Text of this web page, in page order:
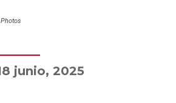
junio, 2025